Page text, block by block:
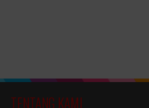
TENTANG KAMI